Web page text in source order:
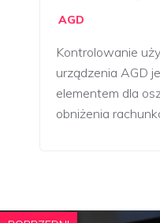
AGD
Kontrolowanie
urządzenia AGD
elementem dla
obniżenia